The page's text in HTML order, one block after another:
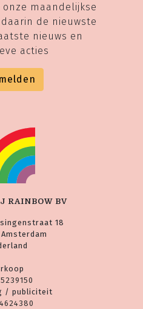
maandelijkse
de nieuwste
nieuws en
acties
RAINBOW BV
18
Amsterdam
/ publiciteit